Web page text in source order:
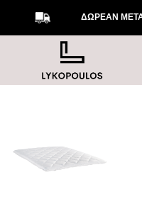
ΔΩΡΕΑΝ